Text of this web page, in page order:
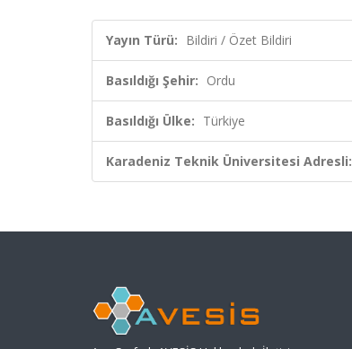
Yayın Türü: Bildiri / Özet Bildiri
Basıldığı Şehir: Ordu
Basıldığı Ülke: Türkiye
Karadeniz Teknik Üniversitesi Adresli: